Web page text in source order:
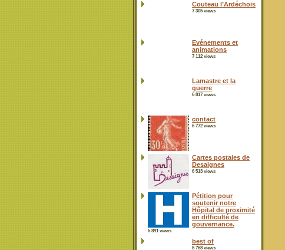
Couteau l’Ardéchois
7 305 views
Evénements et
animations
7 112 views
Lamastre et la
guerre
6 817 views
contact
6 772 views
Cartes postales de
Desaignes
6 513 views
Pétition pour
soutenir notre
Hôpital de proximité
en difficulté de
gouvernance.
5 891 views
best of
5 768 views